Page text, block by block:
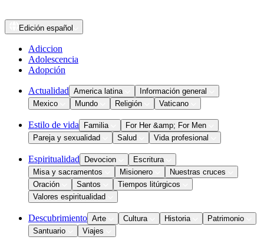
Edición español
Adiccion
Adolescencia
Adopción
Actualidad America latina
Información general
Mexico
Mundo Religión Vaticano
Estilo de vida Familia
For Her &amp; For Men
Pareja y sexualidad
Salud Vida profesional
Espiritualidad Devocion
Escritura
Misa y sacramentos
Misionero
Nuestras cruces
Oración
Santos
Tiempos litúrgicos
Valores espiritualidad
Descubrimiento Arte Cultura Historia
Patrimonio
Santuario
Viajes